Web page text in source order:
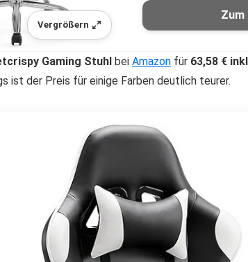
Vergrößern
Zum
Gaming Stuhl bei Amazon für 63,58 €
ist der Preis für einige Farben deutlich teurer.